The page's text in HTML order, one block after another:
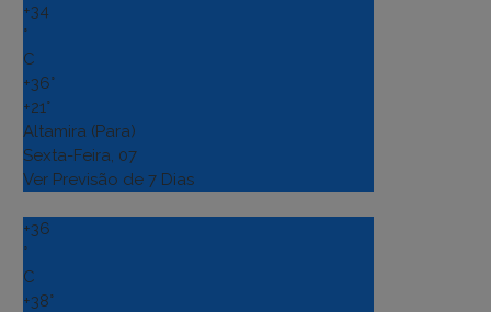
+34
°
C
+36°
+21°
Altamira (Para)
Sexta-Feira, 07
Ver Previsão de 7 Dias
+36
°
C
+38°